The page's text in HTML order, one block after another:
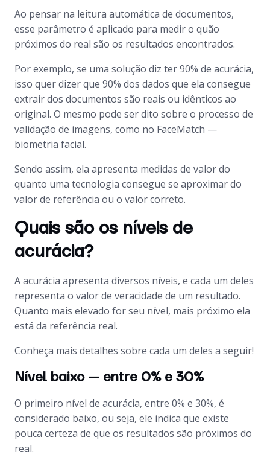
Ao pensar na leitura automática de documentos,
esse parâmetro é aplicado para medir o quão
próximos do real são os resultados encontrados.
Por exemplo, se uma solução diz ter 90% de acurácia,
isso quer dizer que 90% dos dados que ela consegue
extrair dos documentos são reais ou idênticos ao
original. O mesmo pode ser dito sobre o processo de
validação de imagens, como no FaceMatch —
biometria facial.
Sendo assim, ela apresenta medidas de valor do
quanto uma tecnologia consegue se aproximar do
valor de referência ou o valor correto.
Quais são os níveis de
acurácia?
A acurácia apresenta diversos níveis, e cada um deles
representa o valor de veracidade de um resultado.
Quanto mais elevado for seu nível, mais próximo ela
está da referência real.
Conheça mais detalhes sobre cada um deles a seguir!
Nível baixo — entre 0% e 30%
O primeiro nível de acurácia, entre 0% e 30%, é
considerado baixo, ou seja, ele indica que existe
pouca certeza de que os resultados são próximos do
real.